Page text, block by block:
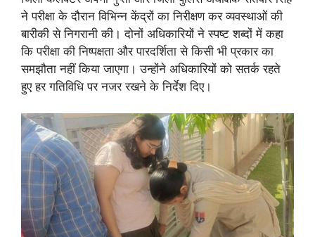
ने परीक्षा के दौरान विभिन्न केंद्रों का निरीक्षण कर व्यवस्थाओं की
बारीकी से निगरानी की। दोनों अधिकारियों ने स्पष्ट शब्दों में कहा
कि परीक्षा की निष्पक्षता और पारदर्शिता से किसी भी प्रकार का
समझौता नहीं किया जाएगा। उन्होंने अधिकारियों को सतर्क रहते
हुए हर गतिविधि पर नजर रखने के निर्देश दिए।